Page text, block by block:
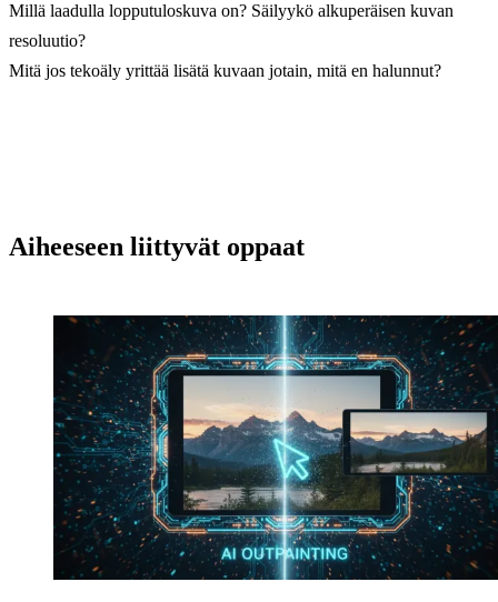
Millä laadulla lopputuloskuva on? Säilyykö alkuperäisen kuvan
resoluutio?
Mitä jos tekoäly yrittää lisätä kuvaan jotain, mitä en halunnut?
Aiheeseen liittyvät oppaat